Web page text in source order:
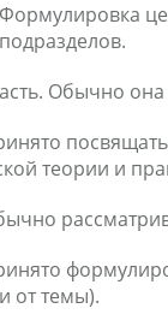
Формулировка
Обычно она
теории и
от темы).